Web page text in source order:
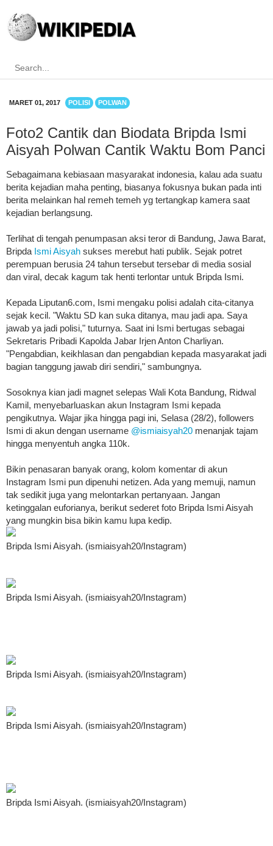
MARET 01, 2017 POLISI POLWAN
Foto2 Cantik dan Biodata Bripda Ismi
Aisyah Polwan Cantik Waktu Bom Panci
Sebagaimana kebiasaan masyarakat indonesia, kalau ada suatu
berita kejadian maha penting, biasanya fokusnya bukan pada inti
berita melainkan hal remeh temeh yg tertangkap kamera saat
kejadian berlangsung.
Terlihat di tengah penumpasan aksi teror di Bandung, Jawa Barat,
Bripda Ismi Aisyah sukses merebut hati publik. Sejak potret
perempuan berusia 24 tahun tersebut tersebar di media sosial
dan viral, decak kagum tak henti terlontar untuk Bripda Ismi.
Kepada Liputan6.com, Ismi mengaku polisi adalah cita-citanya
sejak kecil. "Waktu SD kan suka ditanya, mau jadi apa. Saya
jawab ya jadi polisi," tuturnya. Saat ini Ismi bertugas sebagai
Sekretaris Pribadi Kapolda Jabar Irjen Anton Charliyan.
"Pengabdian, keikhlasan dan pengabdian kepada masyarakat jadi
bagian tanggung jawab diri sendiri," sambungnya.
Sosoknya kian jadi magnet selepas Wali Kota Bandung, Ridwal
Kamil, menyebarluaskan akun Instagram Ismi kepada
pengikutnya. Wajar jika hingga pagi ini, Selasa (28/2), followers
Ismi di akun dengan username @ismiaisyah20 menanjak tajam
hingga menyentuh angka 110k.
Bikin penasaran banyak orang, kolom komentar di akun
Instagram Ismi pun dipenuhi netizen. Ada yang memuji, namun
tak sedikit juga yang melontarkan pertanyaan. Jangan
ketinggalan euforianya, berikut sederet foto Bripda Ismi Aisyah
yang mungkin bisa bikin kamu lupa kedip.
Bripda Ismi Aisyah. (ismiaisyah20/Instagram)
Bripda Ismi Aisyah. (ismiaisyah20/Instagram)
Bripda Ismi Aisyah. (ismiaisyah20/Instagram)
Bripda Ismi Aisyah. (ismiaisyah20/Instagram)
Bripda Ismi Aisyah. (ismiaisyah20/Instagram)